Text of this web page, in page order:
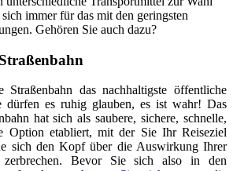
immer für das mit den geringsten
Gehören Sie auch dazu?
Straßenbahn das nachhaltigste öffentliche
dürfen es ruhig glauben, es ist wahr! Das
hat sich als saubere, sichere, schnelle,
Option etabliert, mit der Sie Ihr Reiseziel
sich den Kopf über die Auswirkung Ihrer
zerbrechen. Bevor Sie sich also in den